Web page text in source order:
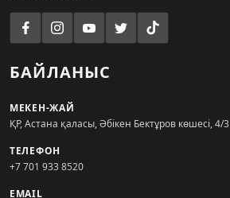
БАЙЛАНЫС
МЕКЕН-ЖАЙ
ҚР, Астана қаласы, Әбікен Бектұров көшесі, 4/3
ТЕЛЕФОН
+7 701 933 8520
EMAIL